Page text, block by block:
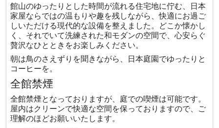
館山のゆったりとした時間が流れる住宅地に佇む、日本
家屋ならではの温もりや趣を残しながら、快適にお過ご
しいただける現代的な設備を整えました。どこか懐かし
く、それでいて洗練された和モダンの空間で、心安らぐ
贅沢なひとときをお楽しみください。
朝は鳥のさえずりを聞きながら、日本庭園でゆったりと
コーヒーを。
全館禁煙
全館禁煙となっておりますが、庭での喫煙は可能です。
屋内はクリーンで快適な空間を保っておりますので、ご
理解のほどお願いいたします。